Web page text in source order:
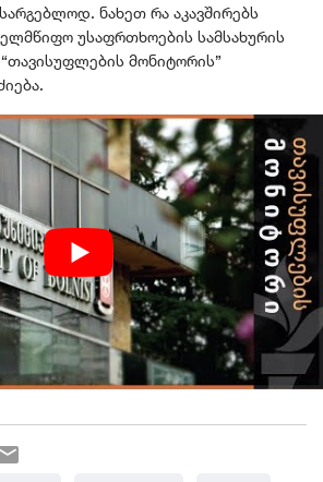
ნახეთ რა აკავშირებს
უსაფრთხოების სამსახურის
მონიტორის”